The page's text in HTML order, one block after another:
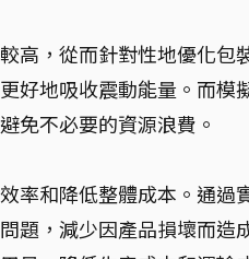
高，從而針對性地優化包
好地吸收震動能量。而模
免不必要的資源浪費。
率和降低整體成本。通過
題，減少因產品損壞而造